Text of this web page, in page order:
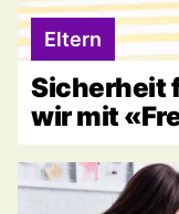
Eltern
Sicherheit
wir mit